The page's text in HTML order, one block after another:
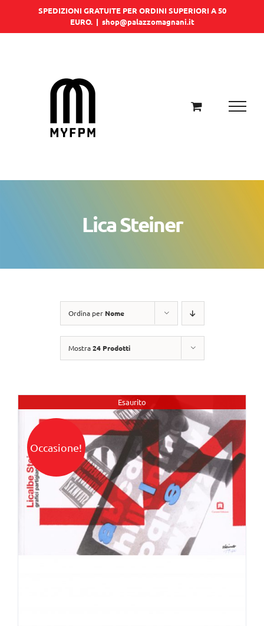
SPEDIZIONI GRATUITE PER ORDINI SUPERIORI A 50
EURO. | shop@palazzomagnani.it
Lica Steiner
Ordina per Nome
Mostra24 Prodotti
Esaurito
Occasione!